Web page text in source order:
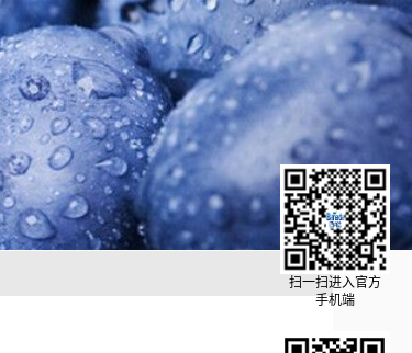
扫一扫进入官方
手机端